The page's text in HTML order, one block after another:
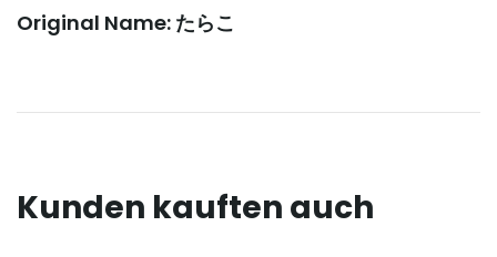
Original Name: たらこ
Kunden kauften auch